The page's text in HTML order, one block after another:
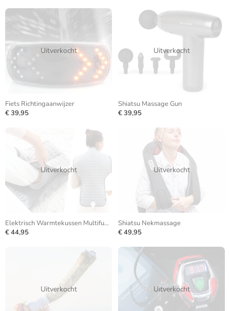
Uitverkocht
Fiets Richtingaanwijzer
€ 39,95
Uitverkocht
Shiatsu Massage Gun
€ 39,95
Uitverkocht
Elektrisch Warmtekussen Multifunctioneel
€ 44,95
Uitverkocht
Shiatsu Nekmassage
€ 49,95
Uitverkocht Uitverkocht